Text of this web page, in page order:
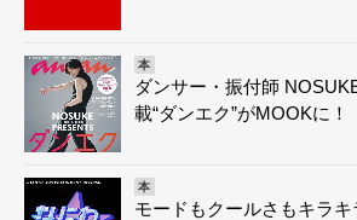
本
ダンサー・振付師
載“ダンエク”がMOOKに！
本
モードもクールさもキラ